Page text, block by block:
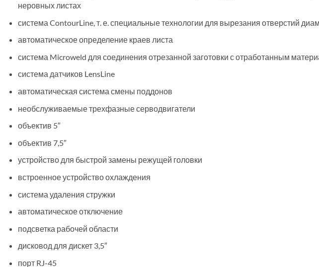
неровных листах
система ContourLine, т. е. специальные технологии для вырезания отверстий
автоматическое определение краев листа
система Microweld для соединения отрезанной заготовки с отработанным
система датчиков LensLine
автоматическая система смены поддонов
необслуживаемые трехфазные серводвигатели
объектив 5″
объектив 7,5″
устройство для быстрой замены режущей головки
встроенное устройство охлаждения
система удаления стружки
автоматическое отключение
подсветка рабочей области
дисковод для дискет 3,5″
порт RJ-45